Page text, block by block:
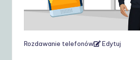
Rozdawanie telefonów Edytuj